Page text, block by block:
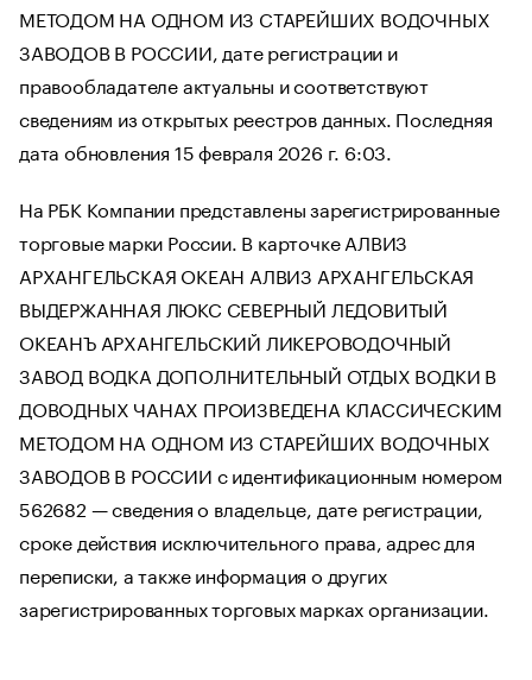
МЕТОДОМ НА ОДНОМ ИЗ СТАРЕЙШИХ ВОДОЧНЫХ
ЗАВОДОВ В РОССИИ, дате регистрации и
правообладателе актуальны и соответствуют
сведениям из открытых реестров данных. Последняя
дата обновления 15 февраля 2026 г. 6:03.
На РБК Компании представлены зарегистрированные
торговые марки России. В карточке АЛВИЗ
АРХАНГЕЛЬСКАЯ ОКЕАН АЛВИЗ АРХАНГЕЛЬСКАЯ
ВЫДЕРЖАННАЯ ЛЮКС СЕВЕРНЫЙ ЛЕДОВИТЫЙ
ОКЕАНЪ АРХАНГЕЛЬСКИЙ ЛИКЕРОВОДОЧНЫЙ
ЗАВОД ВОДКА ДОПОЛНИТЕЛЬНЫЙ ОТДЫХ ВОДКИ В
ДОВОДНЫХ ЧАНАХ ПРОИЗВЕДЕНА КЛАССИЧЕСКИМ
МЕТОДОМ НА ОДНОМ ИЗ СТАРЕЙШИХ ВОДОЧНЫХ
ЗАВОДОВ В РОССИИ с идентификационным номером
562682 — сведения о владельце, дате регистрации,
сроке действия исключительного права, адрес для
переписки, а также информация о других
зарегистрированных торговых марках организации.